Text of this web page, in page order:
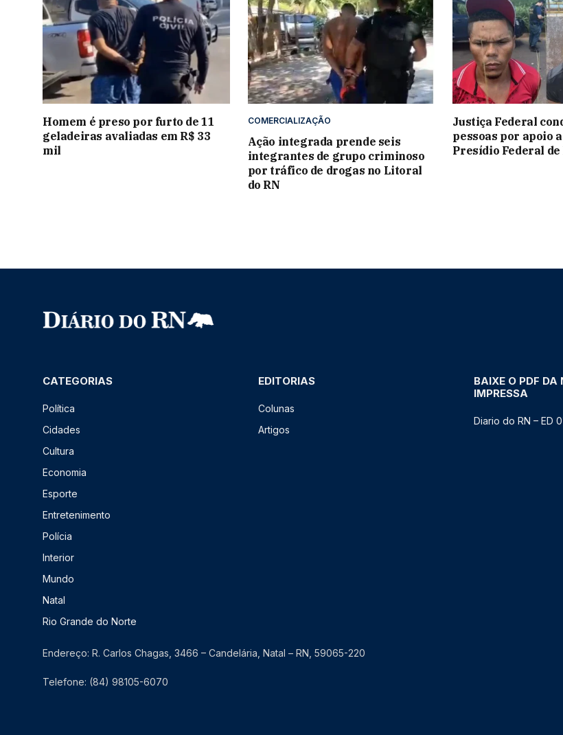
Homem é preso por furto de 11
geladeiras avaliadas em R$ 33
mil
COMERCIALIZAÇÃO
Ação integrada prende seis
integrantes de grupo criminoso
por tráfico de drogas no Litoral
do RN
Justiça Federal
pessoas por apoio
Presídio Federal de
CATEGORIAS
Política
Cidades
Cultura
Economia
Esporte
Entretenimento
Polícia
Interior
Mundo
Natal
Rio Grande do Norte
EDITORIAS
Colunas
Artigos
BAIXE O PDF DA
IMPRESSA
Diario do RN – ED
Endereço: R. Carlos Chagas, 3466 – Candelária, Natal – RN, 59065-220
Telefone: (84) 98105-6070